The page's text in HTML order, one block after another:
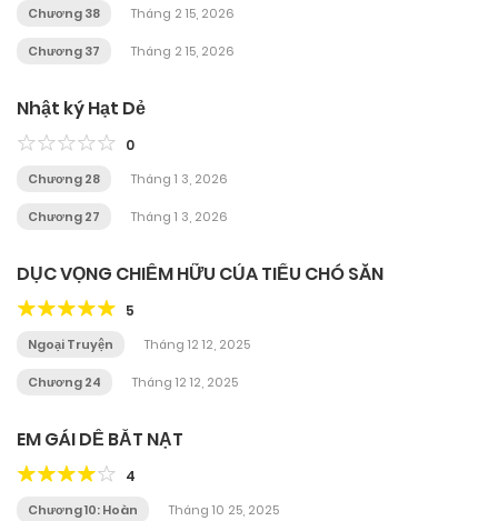
Chương 38 Tháng 2 15, 2026
Chương 37 Tháng 2 15, 2026
Nhật ký Hạt Dẻ
0
Chương 28 Tháng 1 3, 2026
Chương 27 Tháng 1 3, 2026
DỤC VỌNG CHIẾM HỮU CỦA TIỂU CHÓ SĂN
5
Ngoại Truyện Tháng 12 12, 2025
Chương 24 Tháng 12 12, 2025
EM GÁI DỄ BẮT NẠT
4
Chương 10: Hoàn Tháng 10 25, 2025